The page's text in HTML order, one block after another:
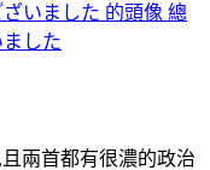
總
した
兩首都有很濃的政治